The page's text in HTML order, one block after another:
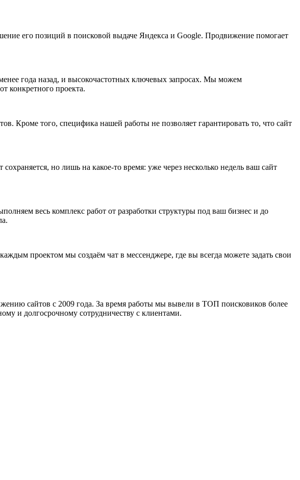
его позиций в поисковой выдаче Яндекса и Google. Продвижение помогает
года назад, и высокочастотных ключевых запросах. Мы можем
конкретного проекта.
Кроме того, специфика нашей работы не позволяет гарантировать то, что сайт
но лишь на какое-то время: уже через несколько недель ваш сайт
весь комплекс работ от разработки структуры под ваш бизнес и до
проектом мы создаём чат в мессенджере, где вы всегда можете задать свои
сайтов с 2009 года. За время работы мы вывели в ТОП поисковиков более
и долгосрочному сотрудничеству с клиентами.